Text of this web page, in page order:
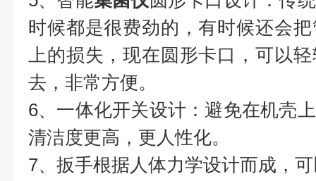
时候都是很费劲的，有时候还会
上的损失，现在圆形卡口，可以
去，非常方便。
6、一体化开关设计：避免在机壳
清洁度更高，更人性化。
7、扳手根据人体力学设计而成，